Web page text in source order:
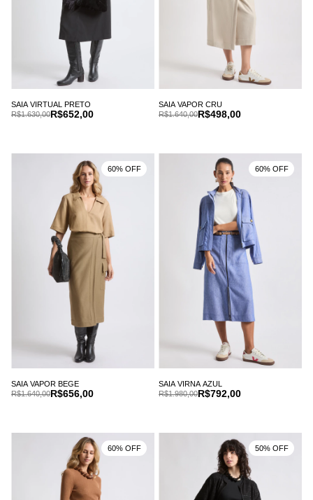
SAIA VIRTUAL PRETO
R$652,00
R$1.630,00
SAIA VAPOR CRU
R$498,00
R$1.640,00
SAIA VAPOR BEGE
R$656,00
R$1.640,00
60% OFF
SAIA VIRNA AZUL
R$792,00
R$1.980,00
60% OFF
60% OFF 50% OFF